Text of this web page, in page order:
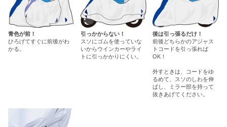
青色が前！
ひろげてすぐに前後がわ
かる。
引っかからない！
スソにゴムを使っていな
いからウインカーやライ
トに引っかかりにくい。
後は引っ張るだけ！
前後どちらかのアジャス
トコードを引っ張れば
OK！
外すときは、コードをゆ
るめて、スソのしわを伸
ばし、ミラー部を持って
抜きあげてください。